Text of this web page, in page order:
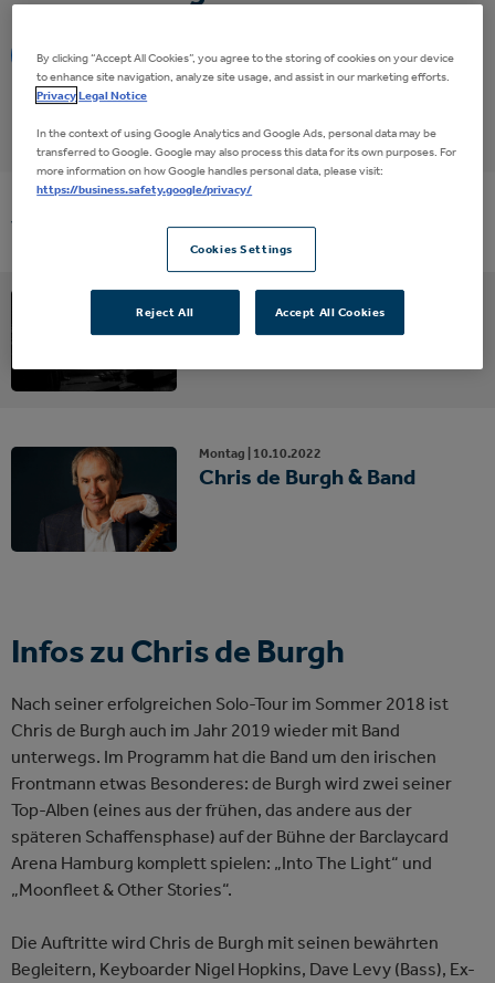
Eventalarm
Vergangene Events
Sonntag |10.
Chris de Burgh
Montag | 10.10.2022
Chris de Burgh & Band
Infos zu Chris de Burgh
Nach seiner erfolgreichen Solo-Tour im Sommer 2018 ist
Chris de Burgh auch im Jahr 2019 wieder mit Band
unterwegs. Im Programm hat die Band um den irischen
Frontmann etwas Besonderes: de Burgh wird zwei seiner
Top-Alben (eines aus der frühen, das andere aus der
späteren Schaffensphase) auf der Bühne der Barclaycard
Arena Hamburg komplett spielen: „Into The Light“ und
„Moonfleet & Other Stories“.
Die Auftritte wird Chris de Burgh mit seinen bewährten
Begleitern, Keyboarder Nigel Hopkins, Dave Levy (Bass), Ex-
By clicking “Accept All Cookies”, you agree to the storing of cookies on your device
to enhance site navigation, analyze site usage, and assist in our marketing efforts.
PrivacyLegal Notice
In the context of using Google Analytics and Google Ads, personal data may be
transferred to Google. Google may also process this data for its own purposes. For
more information on how Google handles personal data, please visit:
https://business.safety.google/privacy/
Cookies Settings
Reject All Accept All Cookies